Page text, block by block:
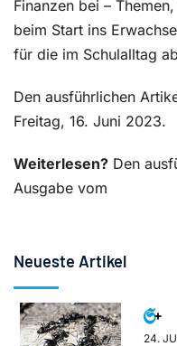
Finanzen bei –
beim Start ins
für die im Schulalltag
Den ausführlichen
Freitag, 16. Juni 2023.
Weiterlesen? Den
Ausgabe vom
Neueste Artikel
24.